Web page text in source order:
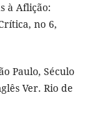
à Aflição:
no 6,
Paulo, Século
Ver. Rio de